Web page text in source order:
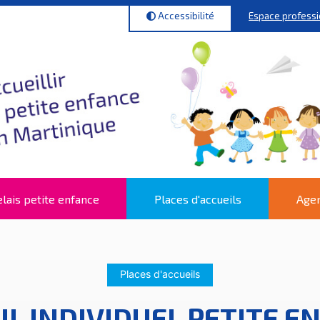
Accessibilité Espace
petite enfance Places d'accueils
Places d'accueils